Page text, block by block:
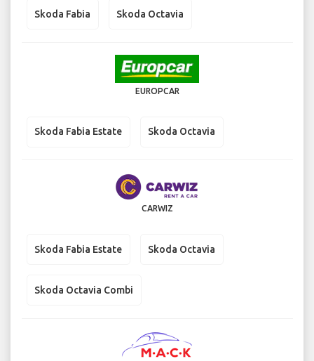
Skoda Fabia Skoda Octavia
EUROPCAR
Skoda Fabia Estate Skoda Octavia
CARWIZ
Skoda Fabia Estate Skoda Octavia
Skoda Octavia Combi